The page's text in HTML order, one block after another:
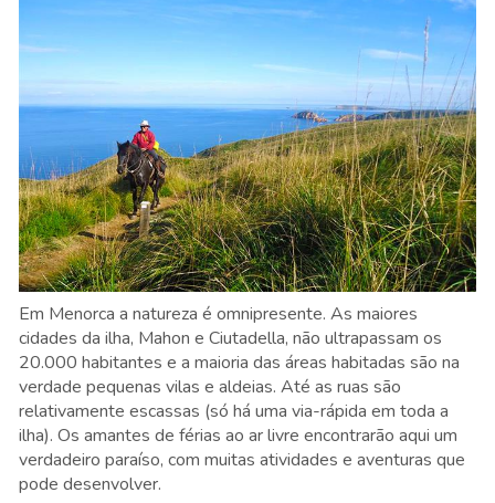
Em Menorca a natureza é omnipresente. As maiores
cidades da ilha, Mahon e Ciutadella, não ultrapassam os
20.000 habitantes e a maioria das áreas habitadas são na
verdade pequenas vilas e aldeias. Até as ruas são
relativamente escassas (só há uma via-rápida em toda a
ilha). Os amantes de férias ao ar livre encontrarão aqui um
verdadeiro paraíso, com muitas atividades e aventuras que
pode desenvolver.